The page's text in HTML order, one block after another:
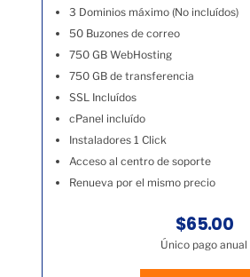
3 Dominios máximo (No incluídos)
50 Buzones de correo
750 GB WebHosting
750 GB de transferencia
SSL Incluídos
cPanel incluído
Instaladores 1 Click
Acceso al centro de soporte
Renueva por el mismo precio
$65.00
Único pago anual